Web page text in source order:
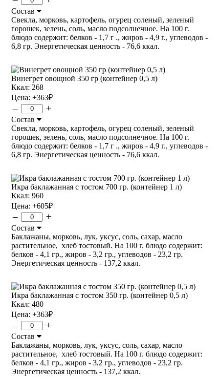
Состав
Свекла, морковь, картофель, огурец соленый, зеленый
горошек, зелень, соль, масло подсолнечное. На 100 г.
блюдо содержит: белков - 1,7 г ., жиров - 4,9 г., углеводов -
6,8 гр. Энергетическая ценность - 76,6 ккал.
Винегрет овощной 350 гр (контейнер 0,5 л)
Ккал: 268
Цена: +363₽
– +
Состав
Свекла, морковь, картофель, огурец соленый, зеленый
горошек, зелень, соль, масло подсолнечное. На 100 г.
блюдо содержит: белков - 1,7 г ., жиров - 4,9 г., углеводов -
6,8 гр. Энергетическая ценность - 76,6 ккал.
Икра баклажанная с тостом 700 гр. (контейнер 1 л)
Ккал: 960
Цена: +605₽
– +
Состав
Баклажаны, морковь, лук, уксус, соль, сахар, масло
растительное, хлеб тостовый. На 100 г. блюдо содержит:
белков - 4,1 гр., жиров - 3,2 гр., углеводов - 23,2 гр.
Энергетическая ценность - 137,2 ккал.
Икра баклажанная с тостом 350 гр. (контейнер 0,5 л)
Ккал: 480
Цена: +363₽
– +
Состав
Баклажаны, морковь, лук, уксус, соль, сахар, масло
растительное, хлеб тостовый. На 100 г. блюдо содержит:
белков - 4,1 гр., жиров - 3,2 гр., углеводов - 23,2 гр.
Энергетическая ценность - 137,2 ккал.